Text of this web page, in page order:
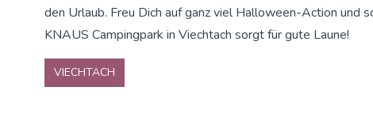
den Urlaub. Freu Dich auf ganz viel Halloween-Action und
KNAUS Campingpark in Viechtach sorgt für gute Laune!
VIECHTACH